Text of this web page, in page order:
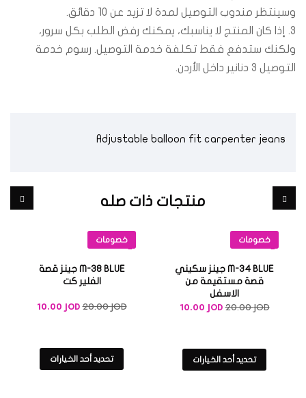
وسينتظر مندوب التوصيل لمدة لا تزيد عن 10 دقائق.
3. إذا كان المنتج لا يناسبك، يمكنك رفض الطلب بكل سرور،
ولكنك ستدفع فقط تكلفة خدمة التوصيل. رسوم خدمة
التوصيل 3 دنانير داخل الأردن.
Adjustable balloon fit carpenter jeans
منتجات ذات صله
خصومات
M-34 BLUE جينز سكيني
قصة مستقيمة من
الاسفل
20.00JOD
10.00 JOD
تحديد أحد الخيارات
خصومات
M-38 BLUE جينز قصة
الفلير كت
20.00JOD
10.00 JOD
تحديد أحد الخيارات